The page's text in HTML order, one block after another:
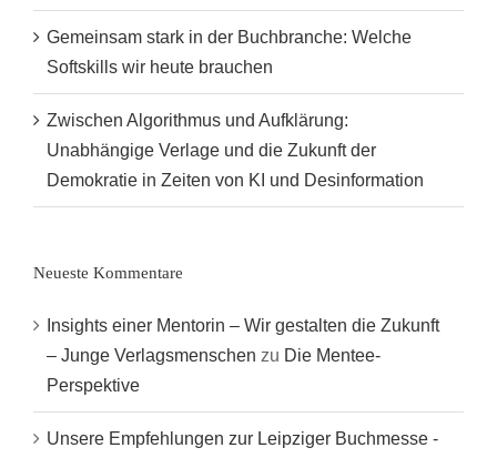
Gemeinsam stark in der Buchbranche: Welche
Softskills wir heute brauchen
Zwischen Algorithmus und Aufklärung:
Unabhängige Verlage und die Zukunft der
Demokratie in Zeiten von KI und Desinformation
Neueste Kommentare
Insights einer Mentorin – Wir gestalten die Zukunft
– Junge Verlagsmenschen zu Die Mentee-
Perspektive
Unsere Empfehlungen zur Leipziger Buchmesse -